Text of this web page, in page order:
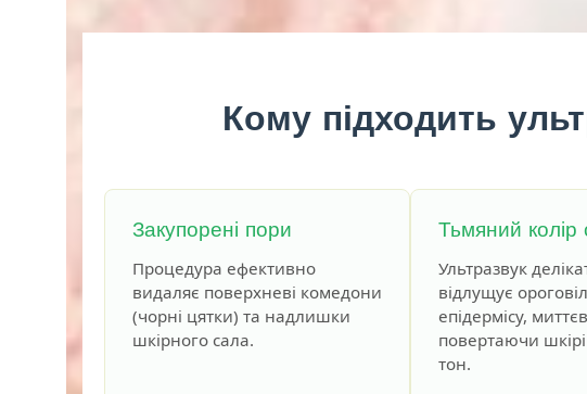
Кому підходить
Закупорені пори
Процедура ефективно
видаляє поверхневі комедони
(чорні цятки) та надлишки
шкірного сала.
Тьмяний колір
Ультразвук
відлущує
епідермісу,
повертаючи
тон.